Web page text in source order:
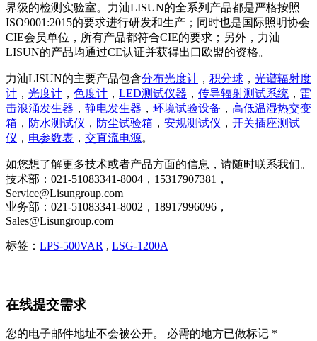
变压器测试方案
电动玩具测试方案
电表测试方案
电动工具测试方案
界级的检测实验室。力汕LISUN的全系列产品都是严格按照
ISO9001:2015的要求进行研发和生产；同时也是国际照明协会
CIE会员单位，所有产品都符合CIE的要求；另外，力汕
LISUN的产品均通过CE认证并获得出口欧盟的资格。
力汕LISUN的主要产品包含分布光度计 ， 积分球 ， 光谱辐射度
计 ， 光度计 ， 色度计 ， LED测试仪器 ， 传导辐射测试系统 ， 雷
击浪涌发生器 ， 静电发生器 ， 环境试验设备 ， 高低温湿热交变
箱 ， 防水测试仪 ， 防尘试验箱 ， 安规测试仪 ， 开关插座测试
仪 ， 电参数表 ， 交直流电源。
如您想了解更多技术或者产品方面的信息，请随时联系我们。
技术部：021-51083341-8004，15317907381，
Service@Lisungroup.com
业务部：021-51083341-8002，18917996096，
Sales@Lisungroup.com
标签： LPS-500VAR , LSG-1200A
在线提交需求
您的电子邮件地址不会被公开。 必需的地方已做标记 *